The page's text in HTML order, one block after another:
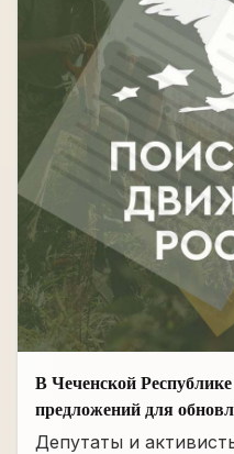
В Чеченской
предложений для
в сфере АПК
Депутаты и